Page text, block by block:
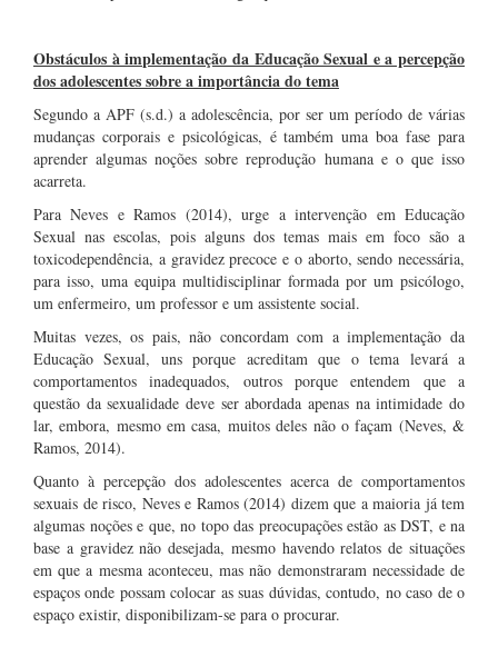
Obstáculos à implementação da Educação Sexual e a percepção
dos adolescentes sobre a importância do tema
Segundo a APF (s.d.) a adolescência, por ser um período de várias
mudanças corporais e psicológicas, é também uma boa fase para
aprender algumas noções sobre reprodução humana e o que isso
acarreta.
Para Neves e Ramos (2014), urge a intervenção em Educação
Sexual nas escolas, pois alguns dos temas mais em foco são a
toxicodependência, a gravidez precoce e o aborto, sendo necessária,
para isso, uma equipa multidisciplinar formada por um psicólogo,
um enfermeiro, um professor e um assistente social.
Muitas vezes, os pais, não concordam com a implementação da
Educação Sexual, uns porque acreditam que o tema levará a
comportamentos inadequados, outros porque entendem que a
questão da sexualidade deve ser abordada apenas na intimidade do
lar, embora, mesmo em casa, muitos deles não o façam (Neves, &
Ramos, 2014).
Quanto à percepção dos adolescentes acerca de comportamentos
sexuais de risco, Neves e Ramos (2014) dizem que a maioria já tem
algumas noções e que, no topo das preocupações estão as DST, e na
base a gravidez não desejada, mesmo havendo relatos de situações
em que a mesma aconteceu, mas não demonstraram necessidade de
espaços onde possam colocar as suas dúvidas, contudo, no caso de o
espaço existir, disponibilizam-se para o procurar.